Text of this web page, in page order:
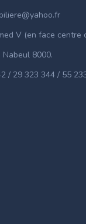
V (en face centre
Nabeul 8000.
/ 29 323 344 / 55